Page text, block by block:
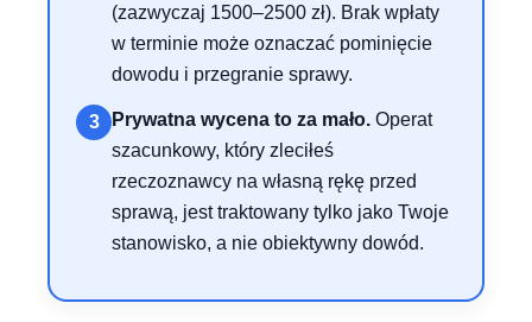
(zazwyczaj 1500–2500 zł). Brak wpłaty
w terminie może oznaczać pominięcie
dowodu i przegranie sprawy.
3 Prywatna wycena to za mało. Operat
szacunkowy, który zleciłeś
rzeczoznawcy na własną rękę przed
sprawą, jest traktowany tylko jako Twoje
stanowisko, a nie obiektywny dowód.